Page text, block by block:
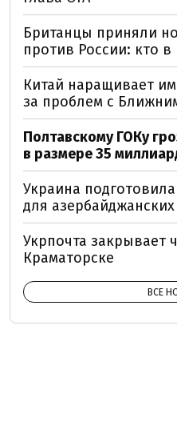
Британцы приняли
против России: кто в
Китай наращивает
за проблем с
Полтавскому ГОКу
в размере 35
Украина
для
Укрпочта закрывает
Краматорске
ВСЕ